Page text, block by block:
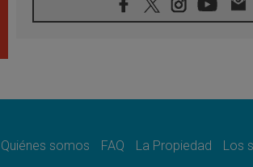
07.08.2026
Programa oficial del Viaje
06.08.2026
06.08.2026
Quiénes somos FAQ La Propiedad Los